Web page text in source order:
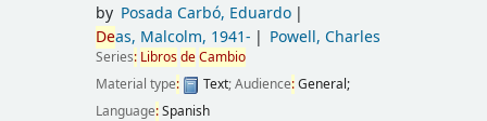
by Posada Carbó, Eduardo
Deas, Malcolm, 1941- Powell, Charles
Series: LibrosdeCambio
Material type: Text; Audience:General;
Language:Spanish